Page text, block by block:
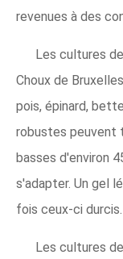
revenues à des
Les cultures
Choux de
pois, épinard,
robustes peuvent
basses d'environ
s'adapter. Un gel
fois ceux-ci durcis.
Les cultures